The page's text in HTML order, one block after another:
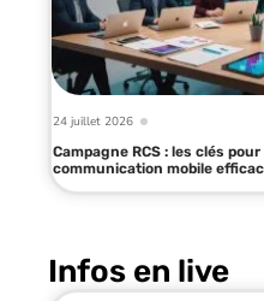
24 juillet 2026
Campagne RCS : les clés
communication mobile
Infos en live